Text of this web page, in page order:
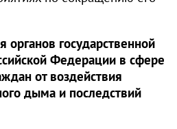
органов государственной
Федерации в сфере
от воздействия
дыма и последствий